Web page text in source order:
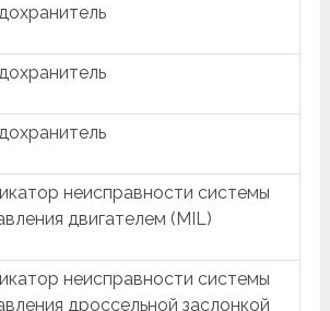
неисправности системы
двигателем (MIL)
неисправности системы
дроссельной заслонкой